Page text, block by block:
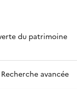
du patrimoine
Recherche avancée